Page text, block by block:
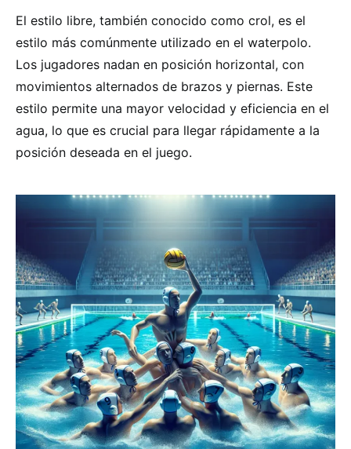
El estilo libre, también conocido como crol, es el
estilo más comúnmente utilizado en el waterpolo.
Los jugadores nadan en posición horizontal, con
movimientos alternados de brazos y piernas. Este
estilo permite una mayor velocidad y eficiencia en el
agua, lo que es crucial para llegar rápidamente a la
posición deseada en el juego.